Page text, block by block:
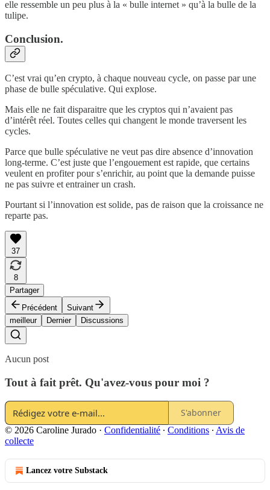
elle ressemble un peu plus à la « bulle internet » qu’à la bulle de la
tulipe.
Conclusion.
C’est vrai qu’en crypto, à chaque nouveau cycle, on passe par une
phase de bulle spéculative. Qui explose.
Mais elle ne fait disparaitre que les cryptos qui n’avaient pas
d’intérêt réel. Toutes celles qui changent le monde traversent les
cycles.
Parce que bulle spéculative ne veut pas dire absence d’innovation
long-terme. C’est juste que l’engouement est rapide, que certains
veulent en profiter pour s’enrichir, au point que la demande puisse
ne pas suivre et entrainer un crash.
Pourtant si l’innovation est solide, pas de raison que la croissance ne
reparte pas.
37
8
Partager
Précédent
Suivant
meilleur
Dernier Discussions
Aucun post
Tout à fait prêt. Qu'avez-vous pour moi ?
S'abonner
© 2026 Caroline Jurado · Confidentialité ∙ Conditions ∙ Avis de
collecte
Lancez votre Substack